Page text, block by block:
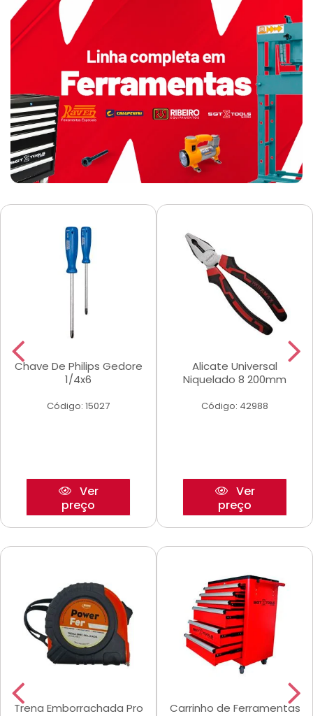
Chave De Philips Gedore
1/4x6
Código: 15027
Ver
preço
Alicate Universal
Niquelado 8 200mm
Código: 42988
Ver
preço
Trena Emborrachada Pro
Carrinho de Ferramentas